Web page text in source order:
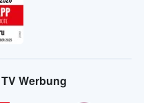
Werbung